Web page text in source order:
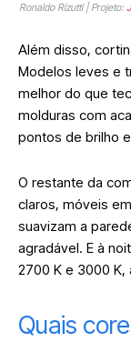
Ronaldo Rizutti | Projeto:
Além disso,
Modelos leves e
melhor do que
molduras com
pontos de brilho
O restante da
claros, móveis em
suavizam a
agradável. E à
2700 K e 3000 K,
Quais